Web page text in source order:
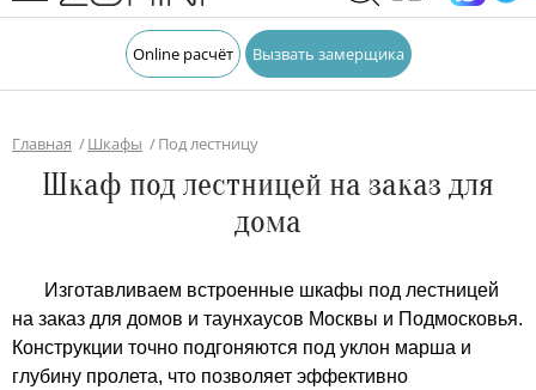
Online расчёт Вызвать замерщика
Главная Шкафы Под лестницу
Шкаф под лестницей на заказ для
дома
Изготавливаем встроенные шкафы под лестницей
на заказ для домов и таунхаусов Москвы и Подмосковья.
Конструкции точно подгоняются под уклон марша и
глубину пролета, что позволяет эффективно